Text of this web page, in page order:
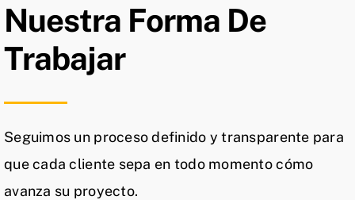
Nuestra Forma De
Trabajar
Seguimos un proceso definido y transparente para
que cada cliente sepa en todo momento cómo
avanza su proyecto.